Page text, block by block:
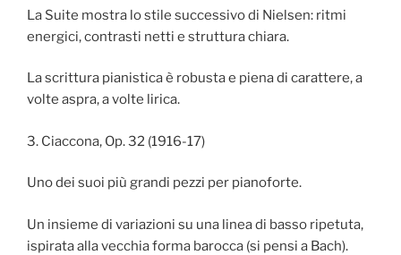
La Suite mostra lo stile successivo di Nielsen: ritmi
energici, contrasti netti e struttura chiara.
La scrittura pianistica è robusta e piena di carattere, a
volte aspra, a volte lirica.
3. Ciaccona, Op. 32 (1916-17)
Uno dei suoi più grandi pezzi per pianoforte.
Un insieme di variazioni su una linea di basso ripetuta,
ispirata alla vecchia forma barocca (si pensi a Bach).